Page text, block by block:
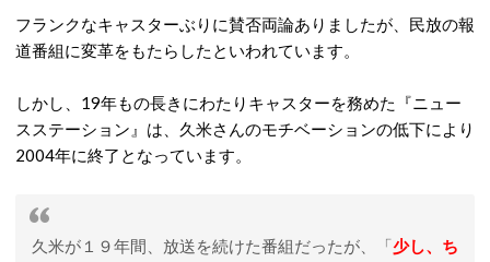
フランクなキャスターぶりに賛否両論ありましたが、民放の報
道番組に変革をもたらしたといわれています。
しかし、19年もの長きにわたりキャスターを務めた『ニュー
スステーション』は、久米さんのモチベーションの低下により
2004年に終了となっています。
久米が１９年間、放送を続けた番組だったが、「少し、ち